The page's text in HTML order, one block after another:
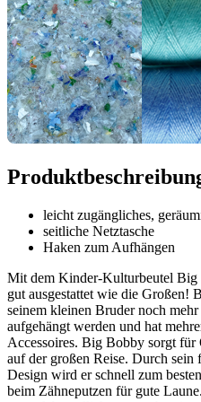
leicht zugängliches,
seitliche Netztasche
Haken zum Aufhängen
Mit dem Kinder-Kulturbeutel Big
gut ausgestattet wie die Großen!
seinem kleinen Bruder noch
aufgehängt werden und hat
Accessoires. Big Bobby sorgt für
auf der großen Reise. Durch sein
Design wird er schnell zum
beim Zähneputzen für gute